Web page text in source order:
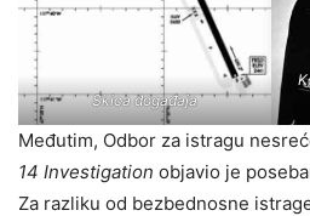
Skica događaja
Međutim, Odbor za istragu
14 Investigation objavio je
Za razliku od bezbednosne